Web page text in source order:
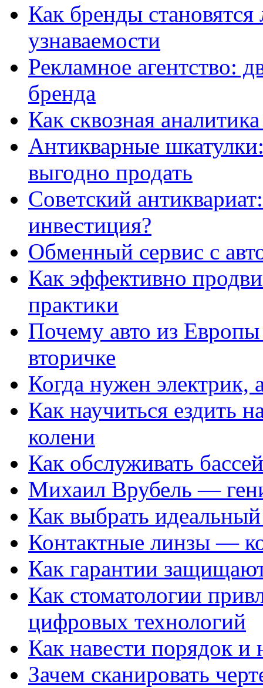
Как бренды
узнаваемости
Рекламное агентство:
бренда
Как сквозная
Антикварные
выгодно продать
Советский
инвестиция?
Обменный сервис с
Как эффективно
практики
Почему авто из
вторичке
Когда нужен электрик,
Как научиться ездить
колени
Как обслуживать
Михаил Врубель —
Как выбрать
Контактные линзы —
Как гарантии
Как стоматологии
цифровых технологий
Как навести порядок и
Зачем сканировать